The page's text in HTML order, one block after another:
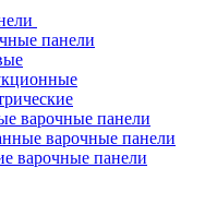
панели
варочные панели
варочные панели
варочные панели